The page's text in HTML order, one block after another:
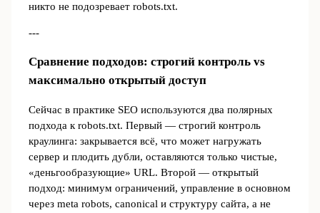
никто не подозревает robots.txt.
---
Сравнение подходов: строгий контроль vs
максимально открытый доступ
Сейчас в практике SEO используются два полярных
подхода к robots.txt. Первый — строгий контроль
краулинга: закрывается всё, что может нагружать
сервер и плодить дубли, оставляются только чистые,
«деньгообразующие» URL. Второй — открытый
подход: минимум ограничений, управление в основном
через meta robots, canonical и структуру сайта, а не